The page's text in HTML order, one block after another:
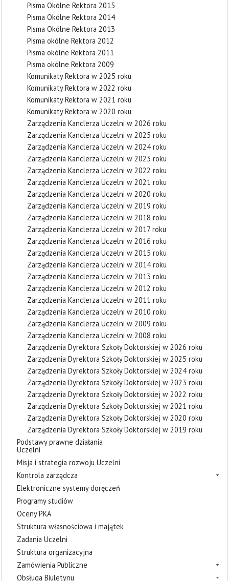
Pisma Okólne Rektora 2015
Pisma Okólne Rektora 2014
Pisma Okólne Rektora 2013
Pisma okólne Rektora 2012
Pisma okólne Rektora 2011
Pisma okólne Rektora 2009
Komunikaty Rektora w 2025 roku
Komunikaty Rektora w 2022 roku
Komunikaty Rektora w 2021 roku
Komunikaty Rektora w 2020 roku
Zarządzenia Kanclerza Uczelni w 2026 roku
Zarządzenia Kanclerza Uczelni w 2025 roku
Zarządzenia Kanclerza Uczelni w 2024 roku
Zarządzenia Kanclerza Uczelni w 2023 roku
Zarządzenia Kanclerza Uczelni w 2022 roku
Zarządzenia Kanclerza Uczelni w 2021 roku
Zarządzenia Kanclerza Uczelni w 2020 roku
Zarządzenia Kanclerza Uczelni w 2019 roku
Zarządzenia Kanclerza Uczelni w 2018 roku
Zarządzenia Kanclerza Uczelni w 2017 roku
Zarządzenia Kanclerza Uczelni w 2016 roku
Zarządzenia Kanclerza Uczelni w 2015 roku
Zarządzenia Kanclerza Uczelni w 2014 roku
Zarządzenia Kanclerza Uczelni w 2013 roku
Zarządzenia Kanclerza Uczelni w 2012 roku
Zarządzenia Kanclerza Uczelni w 2011 roku
Zarządzenia Kanclerza Uczelni w 2010 roku
Zarządzenia Kanclerza Uczelni w 2009 roku
Zarządzenia Kanclerza Uczelni w 2008 roku
Zarządzenia Dyrektora Szkoły Doktorskiej w 2026 roku
Zarządzenia Dyrektora Szkoły Doktorskiej w 2025 roku
Zarządzenia Dyrektora Szkoły Doktorskiej w 2024 roku
Zarządzenia Dyrektora Szkoły Doktorskiej w 2023 roku
Zarządzenia Dyrektora Szkoły Doktorskiej w 2022 roku
Zarządzenia Dyrektora Szkoły Doktorskiej w 2021 roku
Zarządzenia Dyrektora Szkoły Doktorskiej w 2020 roku
Zarządzenia Dyrektora Szkoły Doktorskiej w 2019 roku
Podstawy prawne działania
Uczelni
Misja i strategia rozwoju Uczelni
Kontrola zarządcza
Elektroniczne systemy doręczeń
Programy studiów
Oceny PKA
Struktura własnościowa i majątek
Zadania Uczelni
Struktura organizacyjna
Zamówienia Publiczne
Obsługa Biuletynu